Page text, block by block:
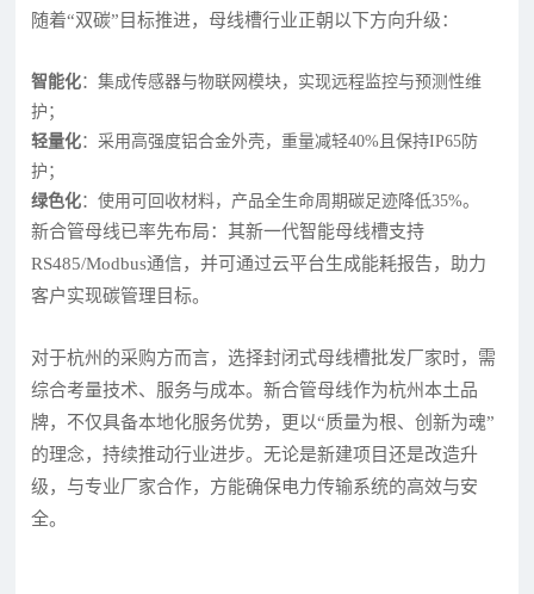
随着“双碳”目标推进，母线槽行业正朝以下方向升级：
智能化：集成传感器与物联网模块，实现远程监控与预测性维
护；
轻量化：采用高强度铝合金外壳，重量减轻40%且保持IP65防
护；
绿色化：使用可回收材料，产品全生命周期碳足迹降低35%。
新合管母线已率先布局：其新一代智能母线槽支持
RS485/Modbus通信，并可通过云平台生成能耗报告，助力
客户实现碳管理目标。
对于杭州的采购方而言，选择封闭式母线槽批发厂家时，需
综合考量技术、服务与成本。新合管母线作为杭州本土品
牌，不仅具备本地化服务优势，更以“质量为根、创新为魂”
的理念，持续推动行业进步。无论是新建项目还是改造升
级，与专业厂家合作，方能确保电力传输系统的高效与安
全。